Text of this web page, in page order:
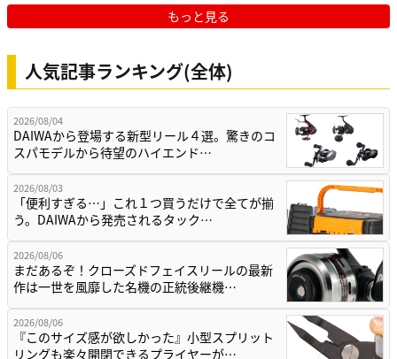
もっと見る
人気記事ランキング(全体)
2026/08/04
DAIWAから登場する新型リール４選。驚きのコ
スパモデルから待望のハイエンド…
2026/08/03
「便利すぎる…」これ１つ買うだけで全てが揃
う。DAIWAから発売されるタック…
2026/08/06
まだあるぞ！クローズドフェイスリールの最新
作は一世を風靡した名機の正統後継機…
2026/08/06
『このサイズ感が欲しかった』小型スプリット
リングも楽々開閉できるプライヤーが…